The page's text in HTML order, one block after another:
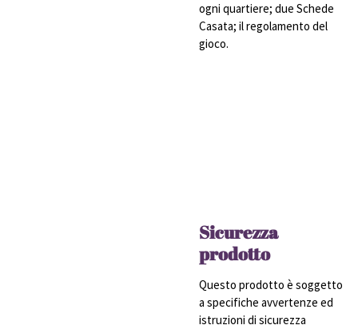
ogni quartiere; due Schede
Casata; il regolamento del
gioco.
Sicurezza
prodotto
Questo prodotto è soggetto
a specifiche avvertenze ed
istruzioni di sicurezza